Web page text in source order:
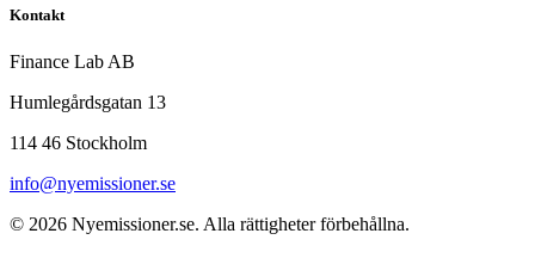
Kontakt
Finance Lab AB
Humlegårdsgatan 13
114 46 Stockholm
info@nyemissioner.se
© 2026 Nyemissioner.se. Alla rättigheter förbehållna.